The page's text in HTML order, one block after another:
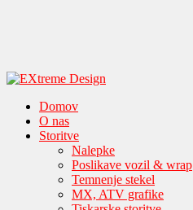
Domov
O nas
Storitve
Nalepke
Poslikave vozil & wrap
Temnenje stekel
MX, ATV grafike